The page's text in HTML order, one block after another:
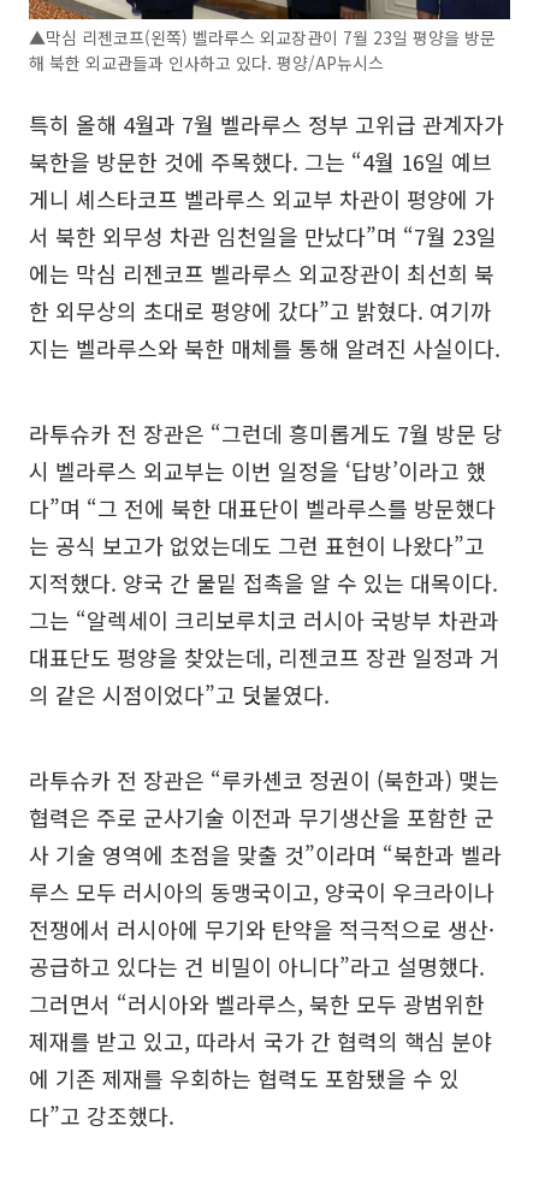
▲막심 리젠코프(왼쪽) 벨라루스 외교장관이 7월 23일 평양을 방문
해 북한 외교관들과 인사하고 있다. 평양/AP뉴시스
특히 올해 4월과 7월 벨라루스 정부 고위급 관계자가
북한을 방문한 것에 주목했다. 그는 “4월 16일 예브
게니 셰스타코프 벨라루스 외교부 차관이 평양에 가
서 북한 외무성 차관 임천일을 만났다”며 “7월 23일
에는 막심 리젠코프 벨라루스 외교장관이 최선희 북
한 외무상의 초대로 평양에 갔다”고 밝혔다. 여기까
지는 벨라루스와 북한 매체를 통해 알려진 사실이다.
라투슈카 전 장관은 “그런데 흥미롭게도 7월 방문 당
시 벨라루스 외교부는 이번 일정을 ‘답방’이라고 했
다”며 “그 전에 북한 대표단이 벨라루스를 방문했다
는 공식 보고가 없었는데도 그런 표현이 나왔다”고
지적했다. 양국 간 물밑 접촉을 알 수 있는 대목이다.
그는 “알렉세이 크리보루치코 러시아 국방부 차관과
대표단도 평양을 찾았는데, 리젠코프 장관 일정과 거
의 같은 시점이었다”고 덧붙였다.
라투슈카 전 장관은 “루카셴코 정권이 (북한과) 맺는
협력은 주로 군사기술 이전과 무기생산을 포함한 군
사 기술 영역에 초점을 맞출 것”이라며 “북한과 벨라
루스 모두 러시아의 동맹국이고, 양국이 우크라이나
전쟁에서 러시아에 무기와 탄약을 적극적으로 생산·
공급하고 있다는 건 비밀이 아니다”라고 설명했다.
그러면서 “러시아와 벨라루스, 북한 모두 광범위한
제재를 받고 있고, 따라서 국가 간 협력의 핵심 분야
에 기존 제재를 우회하는 협력도 포함됐을 수 있
다”고 강조했다.